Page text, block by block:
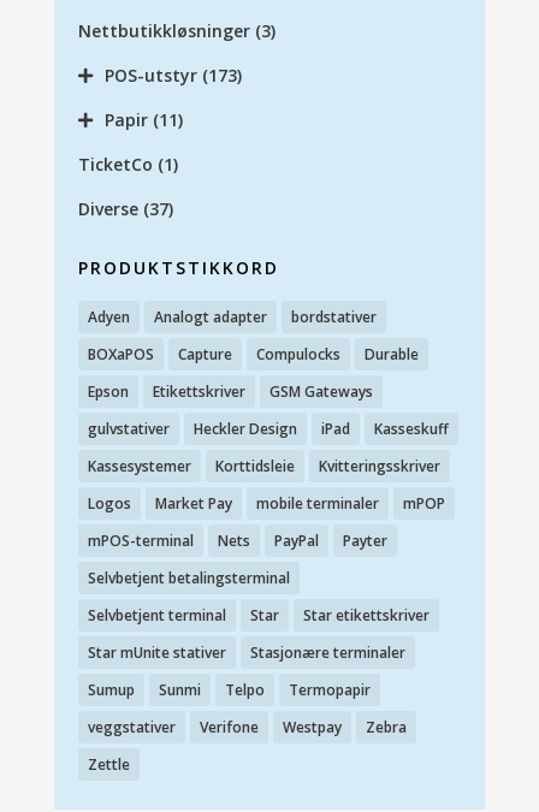
Nettbutikkløsninger (3)
POS-utstyr (173)
Papir (11)
TicketCo (1)
Diverse (37)
PRODUKTSTIKKORD
Adyen Analogt adapter
bordstativer
BOXaPOS
Capture Compulocks
Durable
Epson
Etikettskriver
GSM Gateways
gulvstativer
Heckler Design iPad
Kasseskuff
Kassesystemer
Korttidsleie
Kvitteringsskriver
Logos
Market Pay mobile terminaler
mPOP
mPOS-terminal
Nets PayPal
Payter
Selvbetjent betalingsterminal
Selvbetjent terminal
Star
Star etikettskriver
Star mUnite stativer
Stasjonære terminaler
Sumup
Sunmi Telpo
Termopapir
veggstativer
Verifone Westpay
Zebra
Zettle